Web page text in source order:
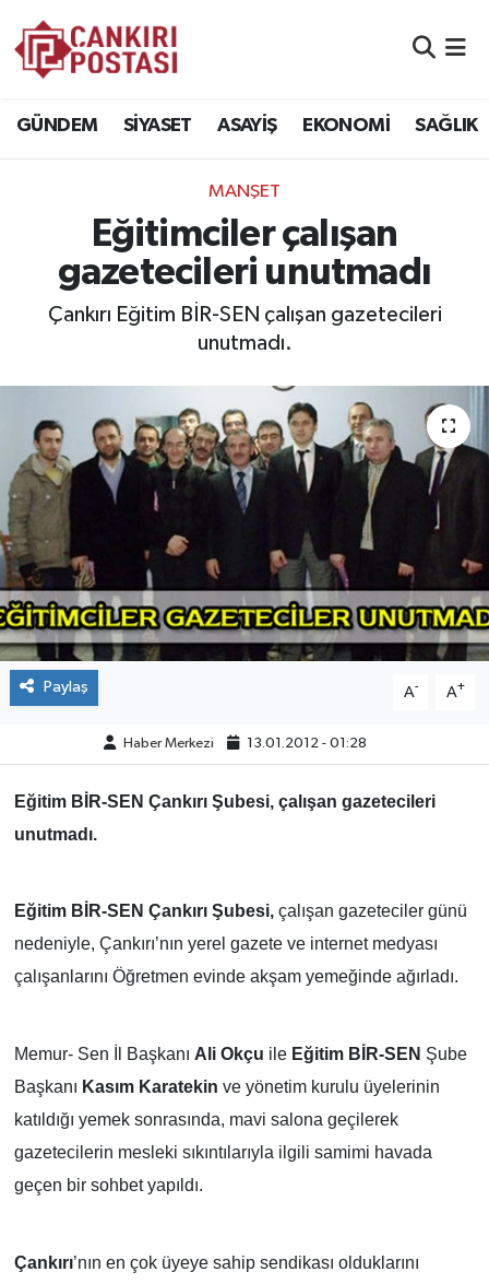
GÜNDEM SİYASET ASAYİŞ EKONOMİ SAĞLIK
MANŞET
Eğitimciler çalışan
gazetecileri unutmadı
Çankırı Eğitim BİR-SEN çalışan gazetecileri
unutmadı.
Paylaş A- A+
Haber Merkezi 13.01.2012 - 01:28
Eğitim BİR-SEN Çankırı Şubesi, çalışan gazetecileri
unutmadı.
Eğitim BİR-SEN Çankırı Şubesi,çalışan gazeteciler günü
nedeniyle, Çankırı’nın yerel gazete ve internet medyası
çalışanlarını Öğretmen evinde akşam yemeğinde ağırladı.
Memur- Sen İl Başkanı Ali Okçu ile Eğitim BİR-SEN Şube
Başkanı Kasım Karatekin ve yönetim kurulu üyelerinin
katıldığı yemek sonrasında, mavi salona geçilerek
gazetecilerin mesleki sıkıntılarıyla ilgili samimi havada
geçen bir sohbet yapıldı.
Çankırı’nın en çok üyeye sahip sendikası olduklarını
EKONOMİ
SAĞLIK
EĞİTİM
YAŞAM
İLÇELER
RESMİ İLANLAR
KÜLTÜR
TURİZM
MAGAZİN
BİLİM&TEKNOLOJİ
BÖLGE
DÜNYA
Trafik Durumu
Süper Lig Puan Durumu ve Fikstür
Son Dakika Haberleri
Haber Arşivi